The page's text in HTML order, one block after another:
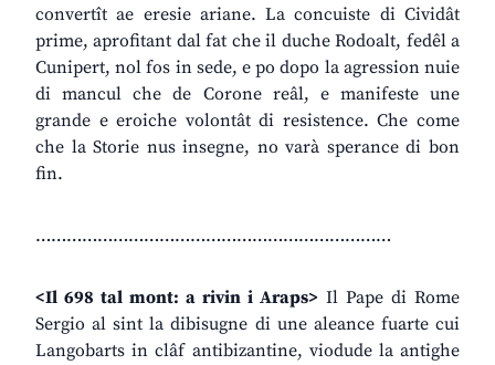
convertît ae eresie ariane. La concuiste di Cividât
prime, aprofitant dal fat che il duche Rodoalt, fedêl a
Cunipert, nol fos in sede, e po dopo la agression nuie
di mancul che de Corone reâl, e manifeste une
grande e eroiche volontât di resistence. Che come
che la Storie nus insegne, no varà sperance di bon
fin.
……………………………………………………………
<Il 698 tal mont: a rivin i Araps> Il Pape di Rome
Sergio al sint la dibisugne di une aleance fuarte cui
Langobarts in clâf antibizantine, viodude la antighe